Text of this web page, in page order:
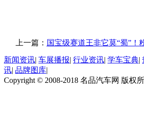
上一篇： 国宝级赛道王非它莫“蜀”！
新闻资讯| 车展播报| 行业资讯| 学车宝典|
讯| 品牌图库|
Copyright © 2008-2018 名品汽车网 版权